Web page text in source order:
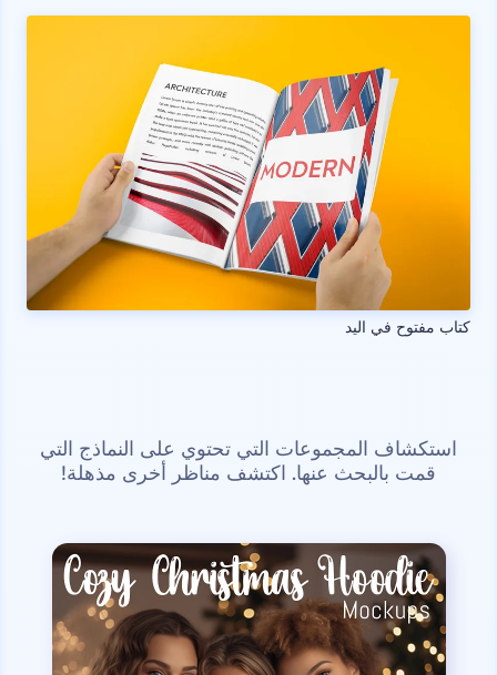
كتاب مفتوح في اليد
استكشاف المجموعات التي تحتوي على النماذج التي
قمت بالبحث عنها. اكتشف مناظر أخرى مذهلة!